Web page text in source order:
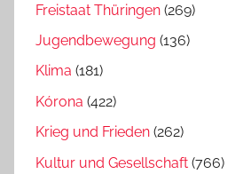
Freistaat Thüringen (269)
Jugendbewegung (136)
Klima (181)
Kórona (422)
Krieg und Frieden (262)
Kultur und Gesellschaft (766)